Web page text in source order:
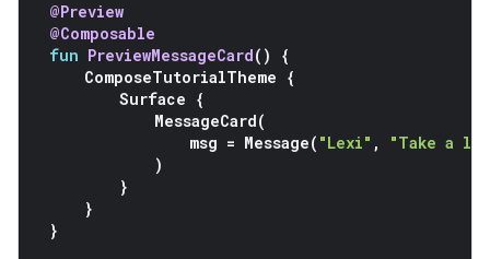
@Preview
@Composable
fun PreviewMessageCard()
{
ComposeTutorialTheme {
Surface {
MessageCard(
msg = Message( "Lexi" ,
"Take a
)
}
}
}